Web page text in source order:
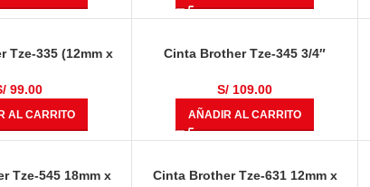
Tze-335 (12mm x
99.00
AL CARRITO
Cinta Brother Tze-345 3/4″
S/ 109.00
AÑADIR AL CARRITO
Tze-545 18mm x
Cinta Brother Tze-631 12mm x